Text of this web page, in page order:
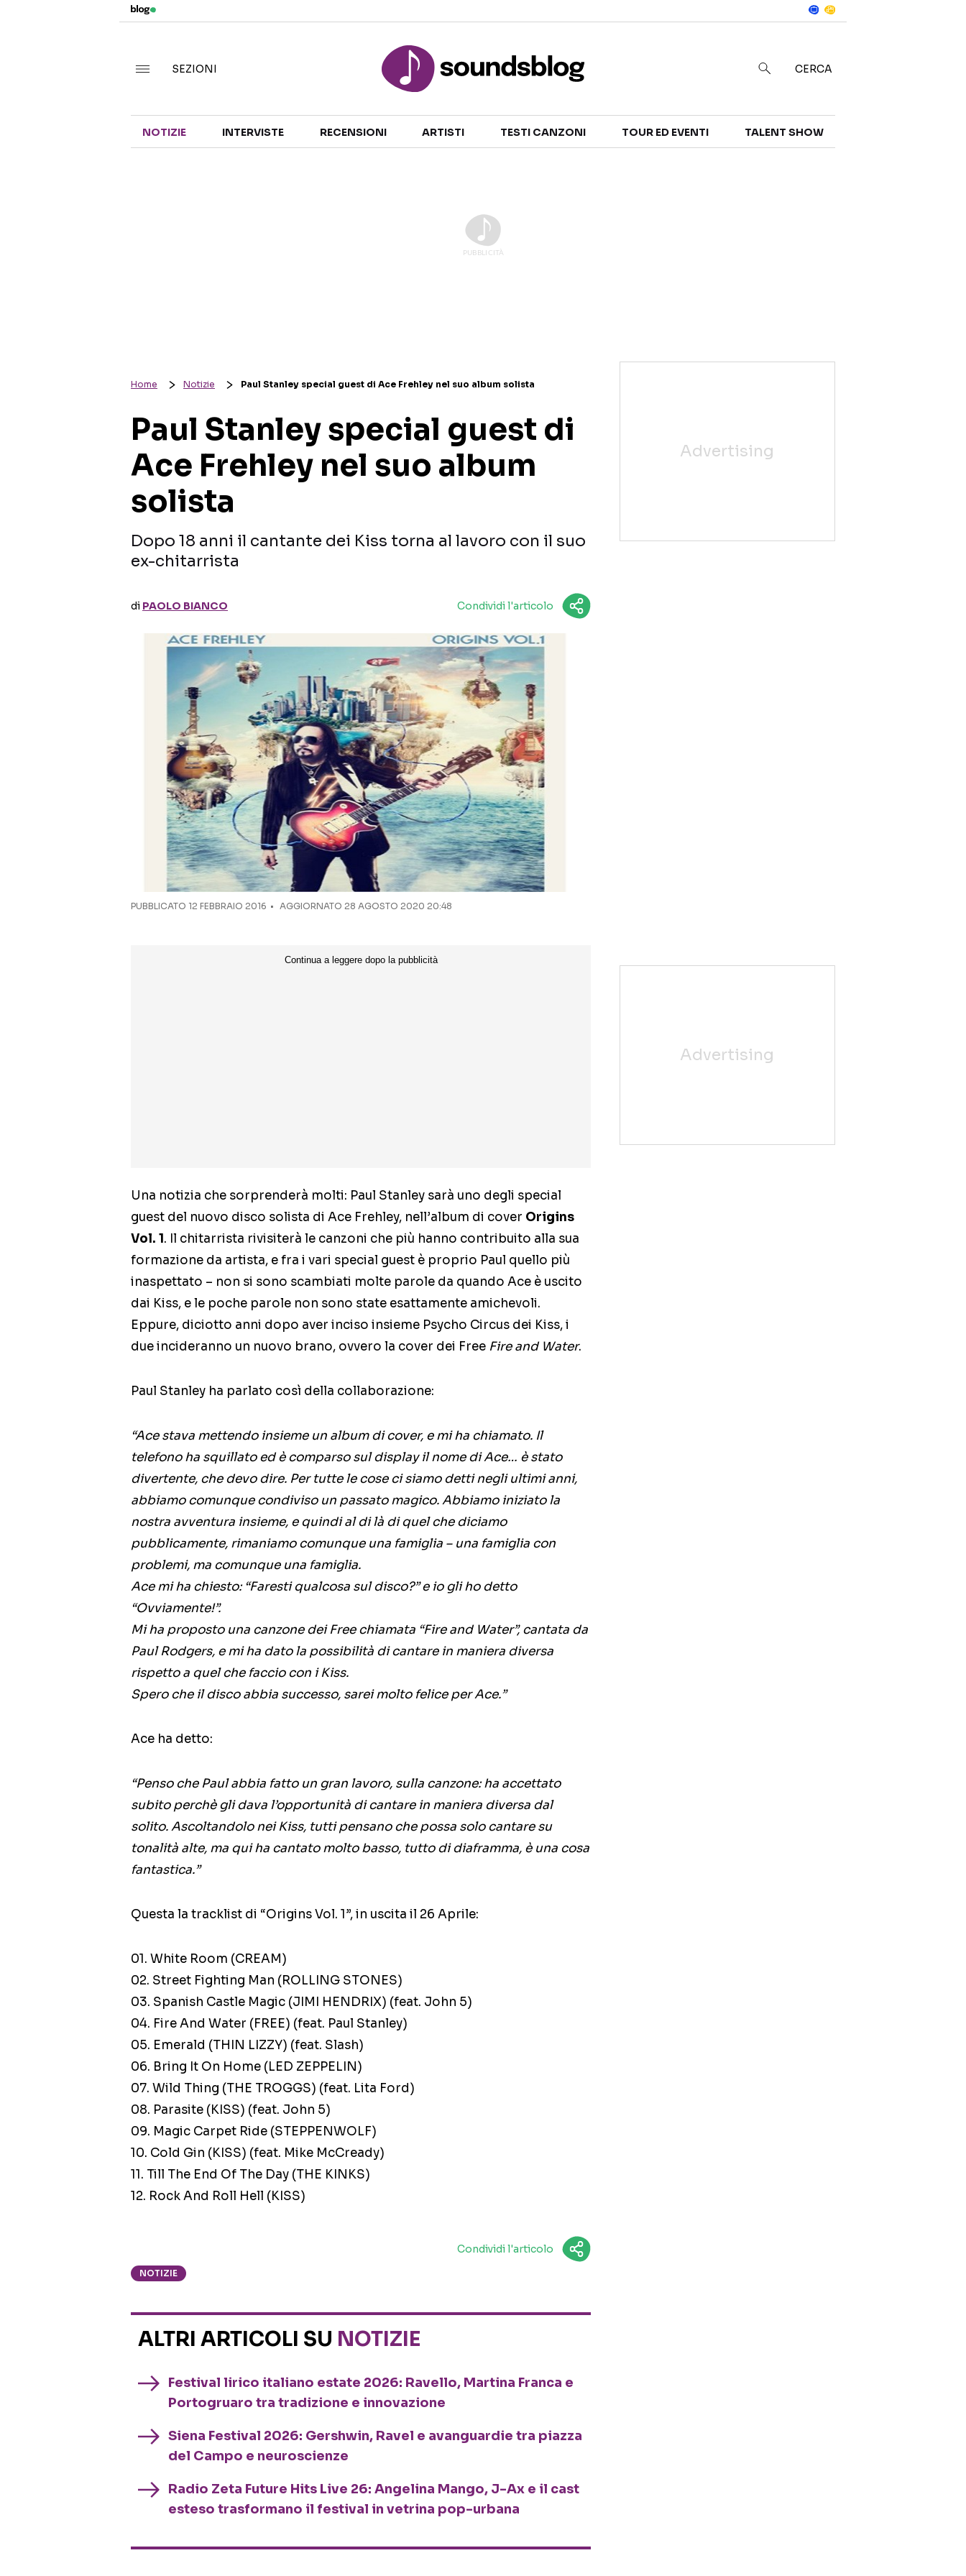
TALENT SHOW
SEZIONI CERCA
NOTIZIE INTERVISTE RECENSIONI ARTISTI TESTI CANZONI TOUR ED EVENTI TALENT SHOW
Home Notizie Paul Stanley special guest di Ace Frehley nel suo album solista
Paul Stanley special guest di
Ace Frehley nel suo album
solista
Dopo 18 anni il cantante dei Kiss torna al lavoro con il suo
ex-chitarrista
di PAOLO BIANCO Condividi l'articolo
PUBBLICATO 12 FEBBRAIO 2016 AGGIORNATO 28 AGOSTO 2020 20:48
Una notizia che sorprenderà molti: Paul Stanley sarà uno degli special
guest del nuovo disco solista di Ace Frehley, nell’album di cover Origins
Vol. 1. Il chitarrista rivisiterà le canzoni che più hanno contribuito alla sua
formazione da artista, e fra i vari special guest è proprio Paul quello più
inaspettato – non si sono scambiati molte parole da quando Ace è uscito
dai Kiss, e le poche parole non sono state esattamente amichevoli.
Eppure, diciotto anni dopo aver inciso insieme Psycho Circus dei Kiss, i
due incideranno un nuovo brano, ovvero la cover dei Free Fire and Water.
Paul Stanley ha parlato così della collaborazione:
“Ace stava mettendo insieme un album di cover, e mi ha chiamato. Il
telefono ha squillato ed è comparso sul display il nome di Ace… è stato
divertente, che devo dire. Per tutte le cose ci siamo detti negli ultimi anni,
abbiamo comunque condiviso un passato magico. Abbiamo iniziato la
nostra avventura insieme, e quindi al di là di quel che diciamo
pubblicamente, rimaniamo comunque una famiglia – una famiglia con
problemi, ma comunque una famiglia.
Ace mi ha chiesto: “Faresti qualcosa sul disco?” e io gli ho detto
“Ovviamente!”.
Mi ha proposto una canzone dei Free chiamata “Fire and Water”, cantata da
Paul Rodgers, e mi ha dato la possibilità di cantare in maniera diversa
rispetto a quel che faccio con i Kiss.
Spero che il disco abbia successo, sarei molto felice per Ace.”
Ace ha detto:
“Penso che Paul abbia fatto un gran lavoro, sulla canzone: ha accettato
subito perchè gli dava l’opportunità di cantare in maniera diversa dal
solito. Ascoltandolo nei Kiss, tutti pensano che possa solo cantare su
tonalità alte, ma qui ha cantato molto basso, tutto di diaframma, è una cosa
fantastica.”
Questa la tracklist di “Origins Vol. 1”, in uscita il 26 Aprile:
01. White Room (CREAM)
02. Street Fighting Man (ROLLING STONES)
03. Spanish Castle Magic (JIMI HENDRIX) (feat. John 5)
04. Fire And Water (FREE) (feat. Paul Stanley)
05. Emerald (THIN LIZZY) (feat. Slash)
06. Bring It On Home (LED ZEPPELIN)
07. Wild Thing (THE TROGGS) (feat. Lita Ford)
08. Parasite (KISS) (feat. John 5)
09. Magic Carpet Ride (STEPPENWOLF)
10. Cold Gin (KISS) (feat. Mike McCready)
11. Till The End Of The Day (THE KINKS)
12. Rock And Roll Hell (KISS)
Condividi l'articolo
NOTIZIE
ALTRI ARTICOLI SU NOTIZIE
Festival lirico italiano estate 2026: Ravello, Martina Franca e
Portogruaro tra tradizione e innovazione
Siena Festival 2026: Gershwin, Ravel e avanguardie tra piazza
del Campo e neuroscienze
Radio Zeta Future Hits Live 26: Angelina Mango, J-Ax e il cast
esteso trasformano il festival in vetrina pop-urbana